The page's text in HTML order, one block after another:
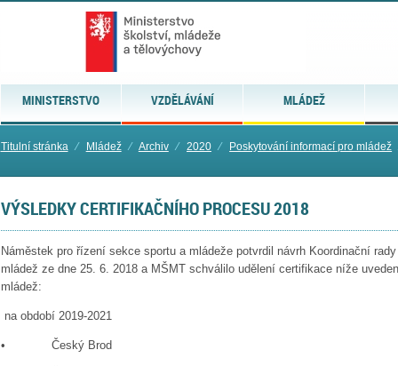
MINISTERSTVO VZDĚLÁVÁNÍ MLÁDEŽ
Titulní stránka ⁄ Mládež ⁄ Archiv ⁄ 2020 ⁄ Poskytování informací pro mládež
VÝSLEDKY CERTIFIKAČNÍHO PROCESU 2018
Náměstek pro řízení sekce sportu a mládeže potvrdil návrh Koordinační
mládež ze dne 25. 6. 2018 a MŠMT schválilo udělení certifikace níže
mládež:
na období 2019-2021
• Český Brod